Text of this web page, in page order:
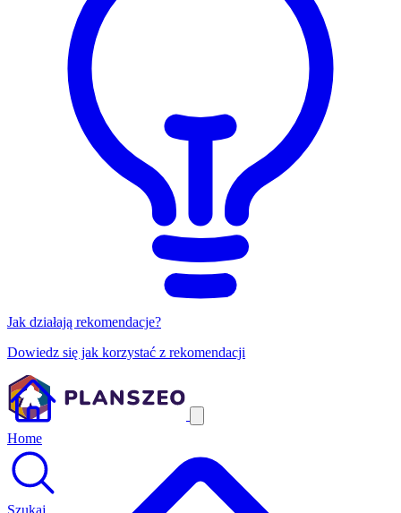
Jak działają rekomendacje?
Dowiedz się jak korzystać z rekomendacji
Home
Szukaj